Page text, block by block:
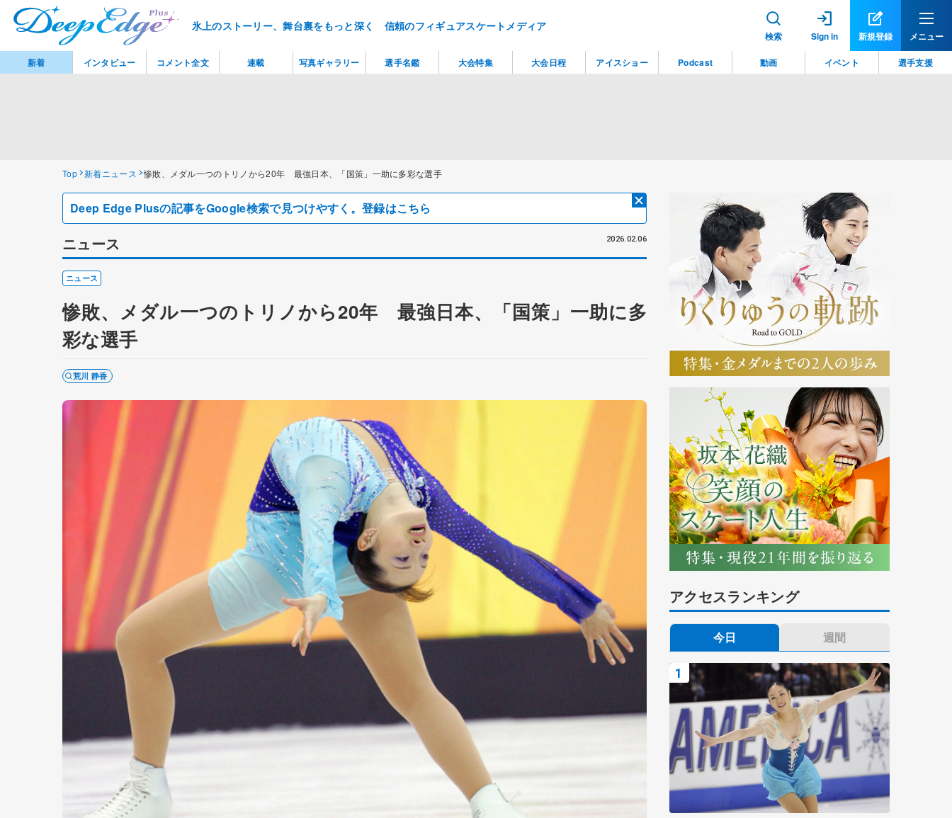
氷上のストーリー、舞台裏をもっと深く 信頼のフィギュアスケートメディア
検索 Sign in 新規登録 メニュー
Top 新着ニュース 惨敗、メダル一つのトリノから20年 最強日本、「国策」一助に多彩な選手
Deep Edge Plusの記事をGoogle検索で見つけやすく。登録はこちら
ニュース 2026.02.06
ニュース
惨敗、メダル一つのトリノから20年 最強日本、「国策」一助に多
彩な選手
荒川 静香
アクセスランキング
今日 週間
新着 インタビュー コメント全文 連載 写真ギャラリー 選手名鑑 大会特集 大会日程 アイスショー Podcast 動画 イベント 選手支援